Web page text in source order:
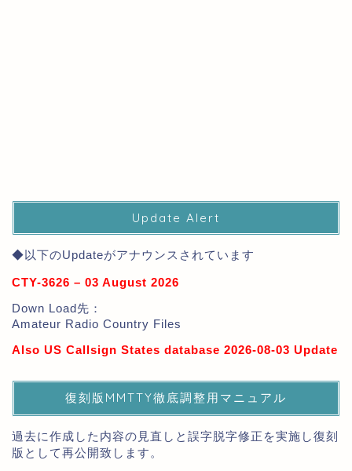
Update Alert
◆以下のUpdateがアナウンスされています
CTY-3626 – 03 August 2026
Down Load先：
Amateur Radio Country Files
Also US Callsign States database 2026-08-03 Update
復刻版MMTTY徹底調整用マニュアル
過去に作成した内容の見直しと誤字脱字修正を実施し復刻
版として再公開致します。